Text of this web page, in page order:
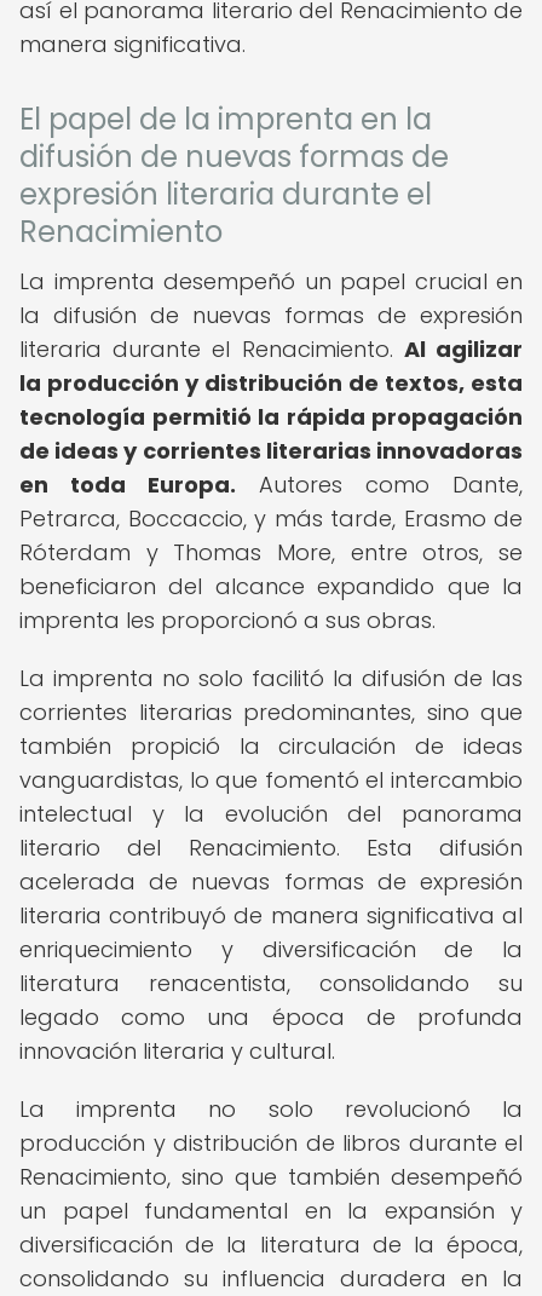
así el panorama literario del Renacimiento de
manera significativa.
El papel de la imprenta en la
difusión de nuevas formas de
expresión literaria durante el
Renacimiento
La imprenta desempeñó un papel crucial en
la difusión de nuevas formas de expresión
literaria durante el Renacimiento. Al agilizar
la producción y distribución de textos, esta
tecnología permitió la rápida propagación
de ideas y corrientes literarias innovadoras
en toda Europa. Autores como Dante,
Petrarca, Boccaccio, y más tarde, Erasmo de
Róterdam y Thomas More, entre otros, se
beneficiaron del alcance expandido que la
imprenta les proporcionó a sus obras.
La imprenta no solo facilitó la difusión de las
corrientes literarias predominantes, sino que
también propició la circulación de ideas
vanguardistas, lo que fomentó el intercambio
intelectual y la evolución del panorama
literario del Renacimiento. Esta difusión
acelerada de nuevas formas de expresión
literaria contribuyó de manera significativa al
enriquecimiento y diversificación de la
literatura renacentista, consolidando su
legado como una época de profunda
innovación literaria y cultural.
La imprenta no solo revolucionó la
producción y distribución de libros durante el
Renacimiento, sino que también desempeñó
un papel fundamental en la expansión y
diversificación de la literatura de la época,
consolidando su influencia duradera en la